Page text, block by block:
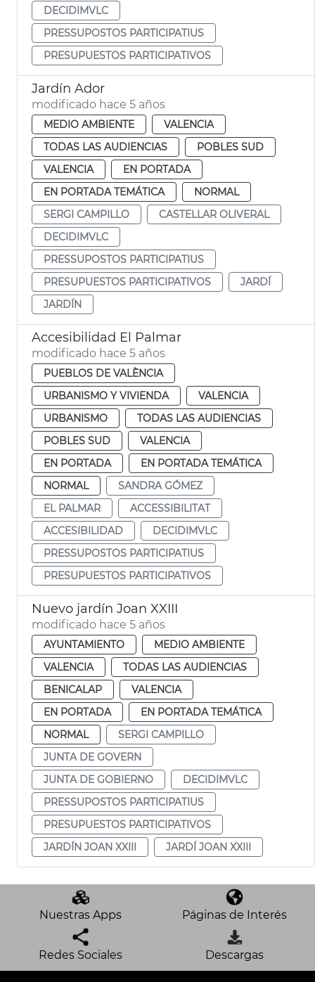
DECIDIMVLC
PRESSUPOSTOS PARTICIPATIUS
PRESUPUESTOS PARTICIPATIVOS
Jardín Ador
modificado hace 5 años
MEDIO AMBIENTE
VALENCIA
TODAS LAS AUDIENCIAS
POBLES SUD
VALENCIA
EN PORTADA
EN PORTADA TEMÁTICA
NORMAL
SERGI CAMPILLO
CASTELLAR OLIVERAL
DECIDIMVLC
PRESSUPOSTOS PARTICIPATIUS
PRESUPUESTOS PARTICIPATIVOS
JARDÍ
JARDÍN
Accesibilidad El Palmar
modificado hace 5 años
PUEBLOS DE VALÈNCIA
URBANISMO Y VIVIENDA
VALENCIA
URBANISMO
TODAS LAS AUDIENCIAS
POBLES SUD
VALENCIA
EN PORTADA
EN PORTADA TEMÁTICA
NORMAL
SANDRA GÓMEZ
EL PALMAR
ACCESSIBILITAT
ACCESIBILIDAD
DECIDIMVLC
PRESSUPOSTOS PARTICIPATIUS
PRESUPUESTOS PARTICIPATIVOS
Nuevo jardín Joan XXIII
modificado hace 5 años
AYUNTAMIENTO
MEDIO AMBIENTE
VALENCIA
TODAS LAS AUDIENCIAS
BENICALAP
VALENCIA
EN PORTADA
EN PORTADA TEMÁTICA
NORMAL
SERGI CAMPILLO
JUNTA DE GOVERN
JUNTA DE GOBIERNO
DECIDIMVLC
PRESSUPOSTOS PARTICIPATIUS
PRESUPUESTOS PARTICIPATIVOS
JARDÍN JOAN XXIII
JARDÍ JOAN XXIII
Nuestras Apps Páginas de Interés
Redes Sociales Descargas